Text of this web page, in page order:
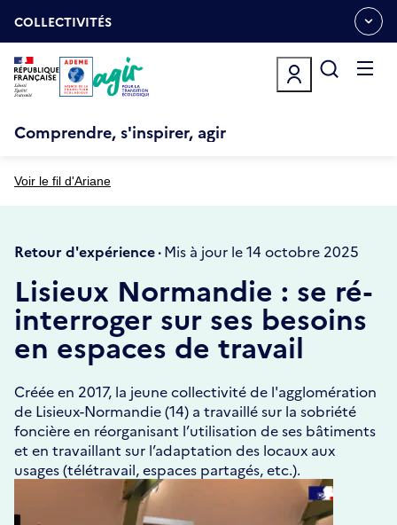
auOUVRIR
LE
MENU
ESPACE
COLLECTIVITÉS
Comprendre, s'inspirer, agir
Voir le fil d'Ariane
Retour d'expérience ·Mis à jour le 14 octobre 2025
Lisieux Normandie : se ré-
interroger sur ses besoins
en espaces de travail
Créée en 2017, la jeune collectivité de l'agglomération
de Lisieux-Normandie (14) a travaillé sur la sobriété
foncière en réorganisant l’utilisation de ses bâtiments
et en travaillant sur l’adaptation des locaux aux
usages (télétravail, espaces partagés, etc.).